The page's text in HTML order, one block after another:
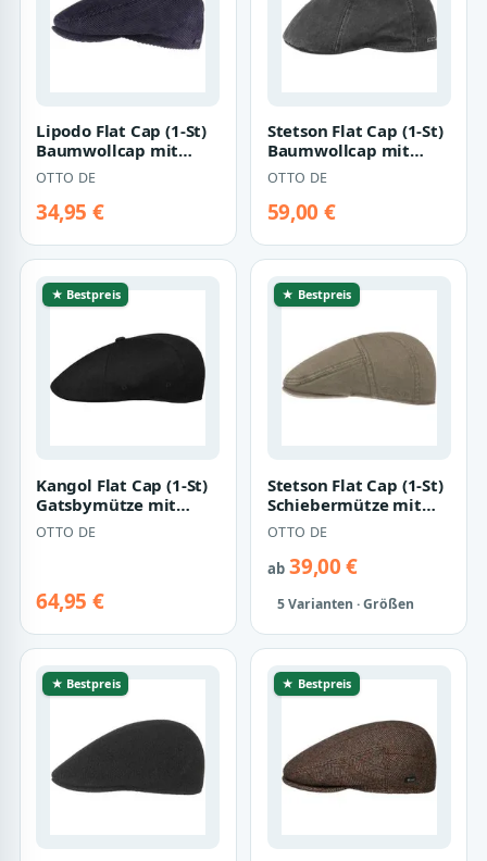
Lipodo Flat Cap (1-St)
Baumwollcap mit
Schirm, Made in Italy
OTTO DE
34,95 €
Stetson Flat Cap (1-St)
Baumwollcap mit
Schirm
OTTO DE
59,00 €
★ Bestpreis
Kangol Flat Cap (1-St)
Gatsbymütze mit
Schirm
OTTO DE
64,95 €
★ Bestpreis
Stetson Flat Cap (1-St)
Schiebermütze mit
Schirm
OTTO DE
ab39,00 €
5 Varianten · Größen
★ Bestpreis ★ Bestpreis